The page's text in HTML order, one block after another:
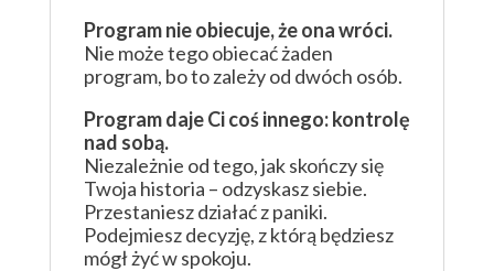
Program nie obiecuje, że ona wróci.
Nie może tego obiecać żaden
program, bo to zależy od dwóch osób.
Program daje Ci coś innego: kontrolę
nad sobą.
Niezależnie od tego, jak skończy się
Twoja historia – odzyskasz siebie.
Przestaniesz działać z paniki.
Podejmiesz decyzję, z którą będziesz
mógł żyć w spokoju.